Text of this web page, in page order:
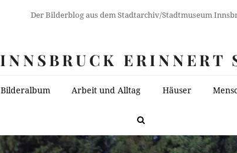
Der Bilderblog aus dem Stadtarchiv/Stadtmuseum
INNSBRUCK ERINNERT
Bilderalbum Arbeit und Alltag Häuser